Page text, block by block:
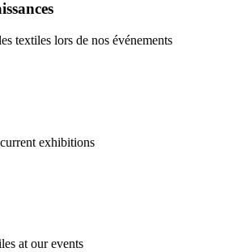
textiles lors de nos événements
exhibitions
at our events